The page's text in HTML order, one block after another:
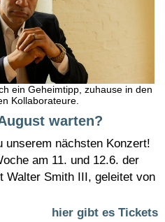
ein Geheimtipp, zuhause in den
Kollaborateure.
warten?
unserem nächsten Konzert!
am 11. und 12.6. der
Walter Smith III, geleitet von
hier gibt es Tickets